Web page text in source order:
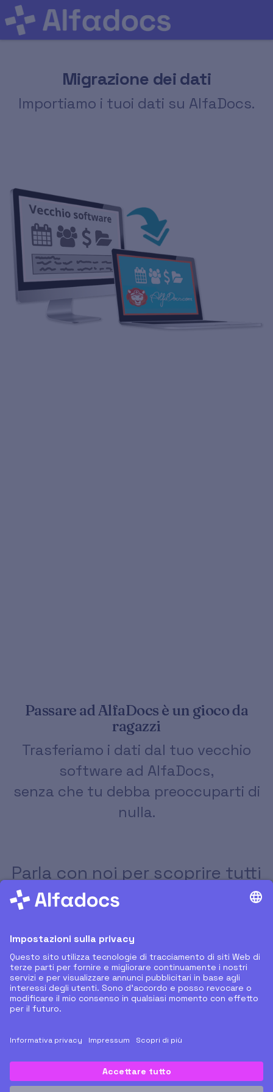
Migrazione dei dati
Importiamo i tuoi dati su AlfaDocs.
Passare ad AlfaDocs è un gioco da
ragazzi
Trasferiamo i dati dal tuo vecchio
software ad AlfaDocs,
senza che tu debba preoccuparti di
nulla.
Parla con noi per scoprire tutti
i dettagli sulla migrazione dei
RICHIEDI LA DEMO GUIDATA
Copyright © AlfaDocs GmbH - German technology, Italian
design